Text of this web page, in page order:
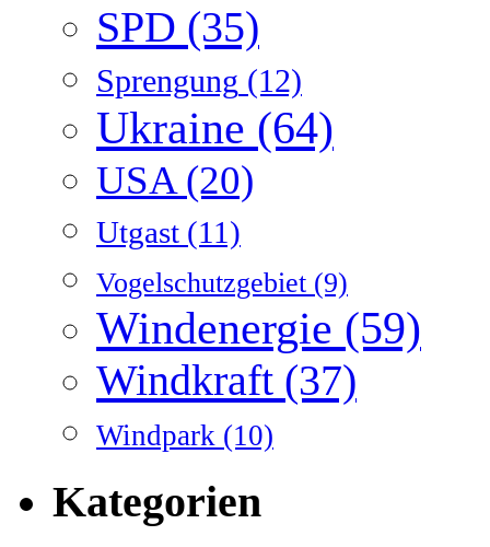
SPD (35)
Sprengung (12)
Ukraine (64)
USA(20)
Utgast (11)
Vogelschutzgebiet (9)
Windenergie (59)
Windkraft (37)
Windpark (10)
Kategorien